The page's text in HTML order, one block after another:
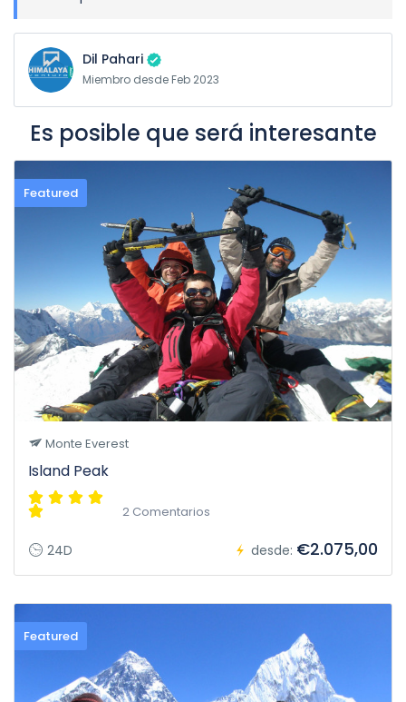
Dil Pahari
Miembro desde Feb 2023
Es posible que será interesante
Featured
Monte Everest
Island Peak
2 Comentarios
24D desde: €2.075,00
Featured